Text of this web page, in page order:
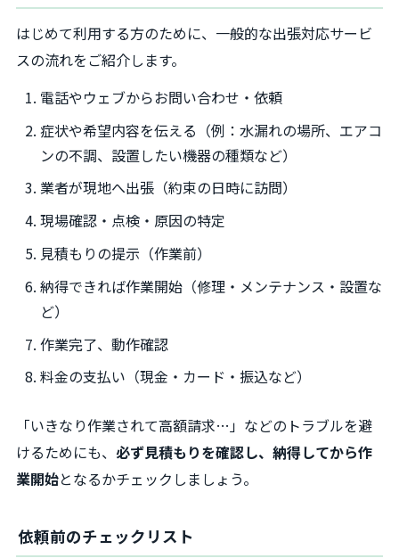
はじめて利用する方のために、一般的な出張対応サービ
スの流れをご紹介します。
電話やウェブからお問い合わせ・依頼
症状や希望内容を伝える（例：水漏れの場所、エアコ
ンの不調、設置したい機器の種類など）
業者が現地へ出張（約束の日時に訪問）
現場確認・点検・原因の特定
見積もりの提示（作業前）
納得できれば作業開始（修理・メンテナンス・設置な
ど）
作業完了、動作確認
料金の支払い（現金・カード・振込など）
「いきなり作業されて高額請求…」などのトラブルを避
けるためにも、 必ず見積もりを確認し、納得してから作
業開始となるかチェックしましょう。
依頼前のチェックリスト